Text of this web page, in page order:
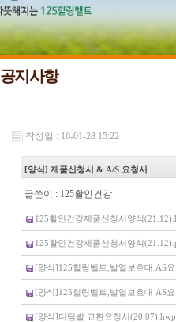
공지사항
작성일 : 16-01-28 15:22
[양식] 제품신청서 & A/S 요청서
글쓴이 : 125활인건강
125활인건강제품신청서양식
125활인건강제품신청서양식
[양식]125힐링벨트,발열보호대 AS
[양식]125힐링벨트,발열보호대 AS
[양식]디딤발 교환요청서